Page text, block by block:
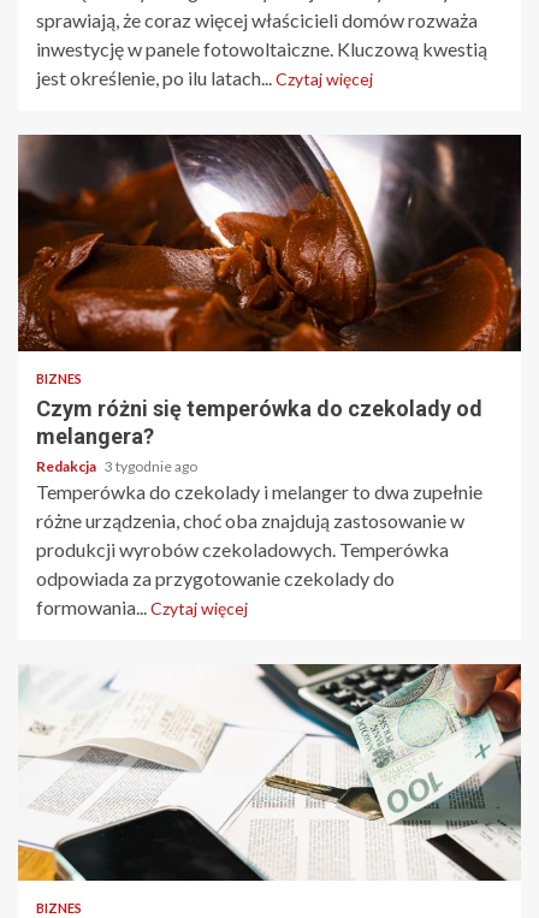
sprawiają, że coraz więcej właścicieli domów rozważa
inwestycję w panele fotowoltaiczne. Kluczową kwestią
jest określenie, po ilu latach...Czytaj więcej
BIZNES
Czym różni się temperówka do czekolady od
melangera?
Redakcja 3 tygodnie ago
Temperówka do czekolady i melanger to dwa zupełnie
różne urządzenia, choć oba znajdują zastosowanie w
produkcji wyrobów czekoladowych. Temperówka
odpowiada za przygotowanie czekolady do
formowania...Czytaj więcej
BIZNES